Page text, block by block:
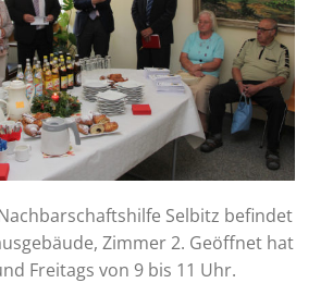
Selbitz befindet
Zimmer 2. Geöffnet hat
Freitags von 9 bis 11 Uhr.